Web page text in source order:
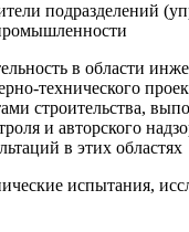
подразделений
в области
технического
строительства,
и авторского
в этих областях
испытания,